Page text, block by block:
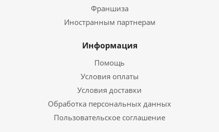
Франшиза
Иностранным партнерам
Информация
Помощь
Условия оплаты
Условия доставки
Обработка персональных данных
Пользовательское соглашение